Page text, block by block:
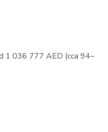
1 036 777 AED (cca 94–